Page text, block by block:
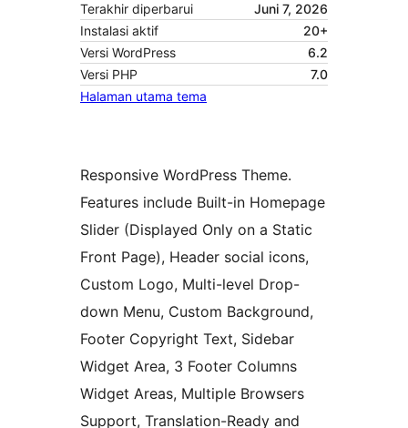
Terakhir diperbarui
Juni 7, 2026
Instalasi aktif
20+
Versi WordPress
6.2
Versi PHP
7.0
Halaman utama tema
Responsive WordPress Theme.
Features include Built-in Homepage
Slider (Displayed Only on a Static
Front Page), Header social icons,
Custom Logo, Multi-level Drop-
down Menu, Custom Background,
Footer Copyright Text, Sidebar
Widget Area, 3 Footer Columns
Widget Areas, Multiple Browsers
Support, Translation-Ready and